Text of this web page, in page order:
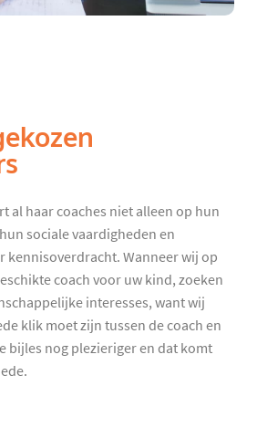
al haar coaches niet alleen op hun
sociale vaardigheden en
kennisoverdracht. Wanneer wij op
coach voor uw kind, zoeken
interesses, want wij
klik moet zijn tussen de coach en
bijles nog plezieriger en dat komt